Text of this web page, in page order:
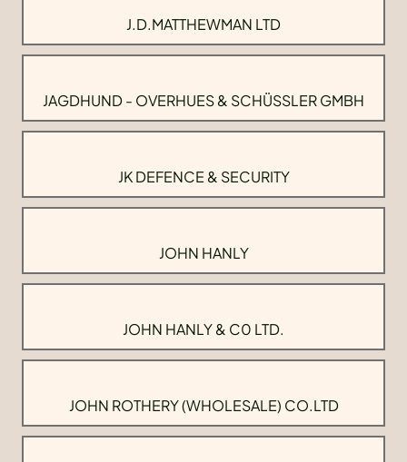
J.D.MATTHEWMAN LTD
JAGDHUND - OVERHUES & SCHÜSSLER GMBH
JK DEFENCE & SECURITY
JOHN HANLY
JOHN HANLY & C0 LTD.
JOHN ROTHERY (WHOLESALE) CO.LTD